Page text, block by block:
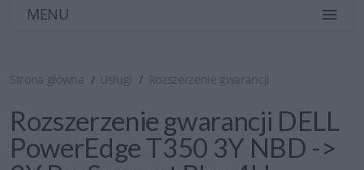
MENU
Strona główna Usługi Rozszerzenie gwarancji
Rozszerzenie gwarancji DELL
PowerEdge T350 3Y NBD ->